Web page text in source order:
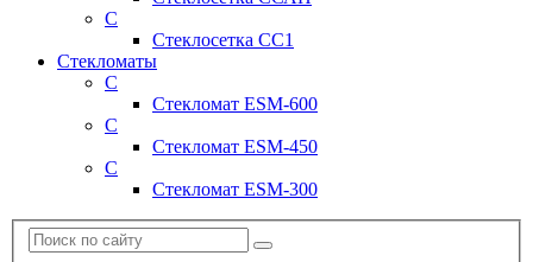
С
Стеклосетка СС1
Стекломаты
С
Стекломат ESM-600
С
Стекломат ESM-450
С
Стекломат ESM-300